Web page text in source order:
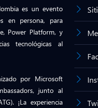
es un evento
en persona, para
Power Platform, y
tecnológicas al
por Microsoft
junto al
¡La experiencia